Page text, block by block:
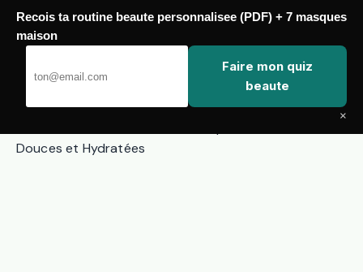
Passer
au
Douces et Hydratées
Recois ta routine beaute personnalisee (PDF) + 7 masques
maison
Faire mon quiz
beaute
×